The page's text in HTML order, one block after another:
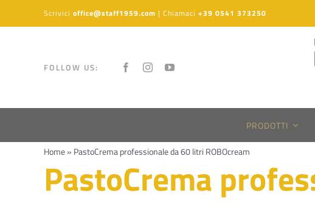
al
Scrivici office@staff1959.com | Chiamaci +39 0541 373250
FOLLOW US:
PRODOTTI
Home» PastoCrema professionale da 60 litri ROBOcream
PastoCrema